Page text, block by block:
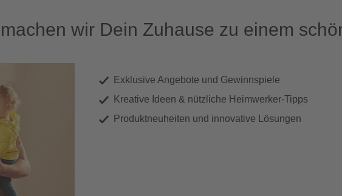
wir Dein Zuhause zu einem
Exklusive Angebote und Gewinnspiele
Kreative Ideen & nützliche Heimwerker-Tipps
Produktneuheiten und innovative Lösungen